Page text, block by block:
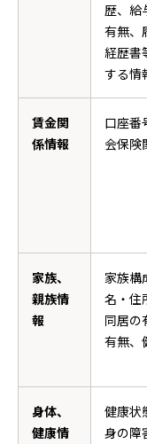
歴、給
有無、
経歴書
する情
賃金関
係情報
口座番
会保険
家族、
親族情
報
家族構
名・住
同居の
有無、
身体、
健康情
健康状
身の障